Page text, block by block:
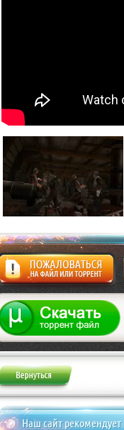
Жалоба
Наш сайт рекомендует